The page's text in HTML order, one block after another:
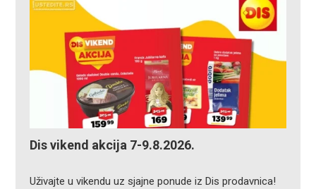
Dis vikend akcija 7-9.8.2026.
Uživajte u vikendu uz sjajne ponude iz Dis prodavnica!